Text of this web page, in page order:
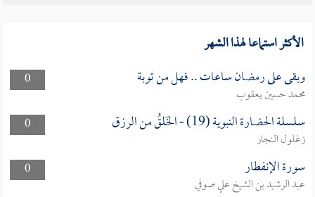
الأكثر استماعا لهذا الشهر
0 وبقى على رمضان ساعات .. فهل من توبة
محمد حسين يعقوب
0
سلسلة الحضارة النبوية (19) - الخَلقُ من الرزق
زغلول النجار
0
سورة الإنفطار
عبد الرشيد بن الشيخ علي صوفي